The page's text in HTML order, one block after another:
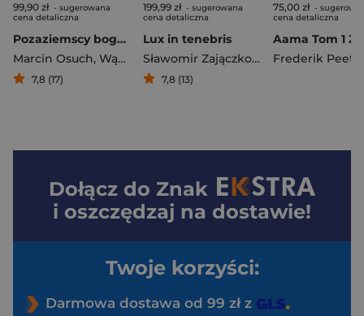
99,90 zł - sugerowana
cena detaliczna
Pozaziemscy bogowie i kosmiczni detektywi Polski komiks SF do 1989 roku
Marcin Osuch, Wągrowski Konrad
7,8 (17)
199,99 zł - sugerowana
cena detaliczna
Lux in tenebris
Sławomir Zajączkowski
7,8 (13)
75,00 zł -
cena detaliczna
Frederik
Dołącz do Znak
i oszczędzaj na dostawie!
Twoje korzyści:
Darmowa dostawa od 99 zł z